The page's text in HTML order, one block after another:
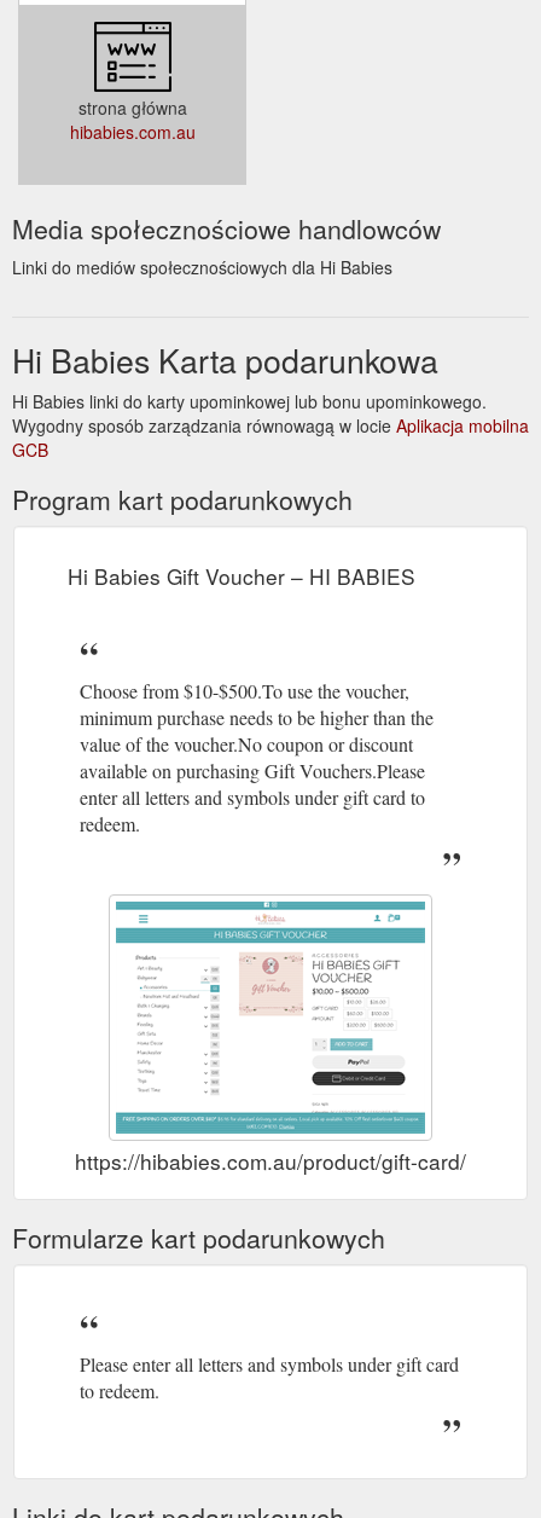
strona główna
hibabies.com.au
Media społecznościowe handlowców
Linki do mediów społecznościowych dla Hi Babies
Hi Babies Karta podarunkowa
Hi Babies linki do karty upominkowej lub bonu upominkowego.
Wygodny sposób zarządzania równowagą w locie Aplikacja mobilna
GCB
Program kart podarunkowych
Hi Babies Gift Voucher – HI BABIES
Choose from $10-$500.To use the voucher,
minimum purchase needs to be higher than the
value of the voucher.No coupon or discount
available on purchasing Gift Vouchers.Please
enter all letters and symbols under gift card to
redeem.
https://hibabies.com.au/product/gift-card/
Formularze kart podarunkowych
Please enter all letters and symbols under gift card
to redeem.